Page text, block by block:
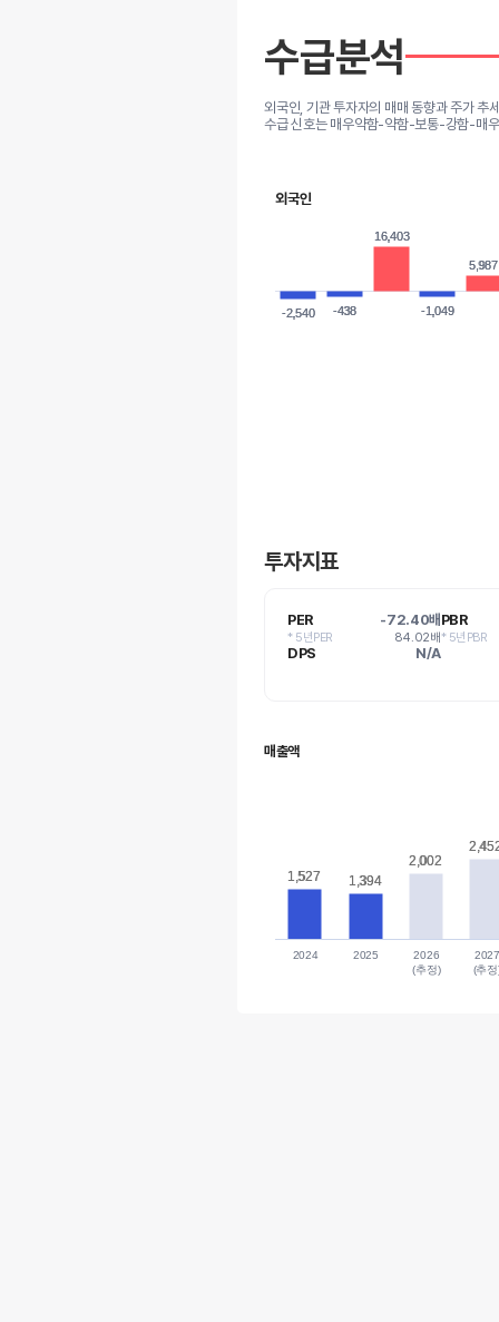
수급분석
외국인, 기관 투자자의 매매 동향과 주가 추
수급 신호는 매우약함-약함-보통-강함-매
외국인
-2,540
-2,540 -438
-438
16,403
16,403
-1,049
-1,049
5,987
5,987
투자지표
PER -72.40배
* 5년PER 84.02배
PBR
* 5년PBR
DPS N/A
매출액
1,527
1,527 1,394
1,394
2,002
2,002
2024 2025
2026
(추정)
(추